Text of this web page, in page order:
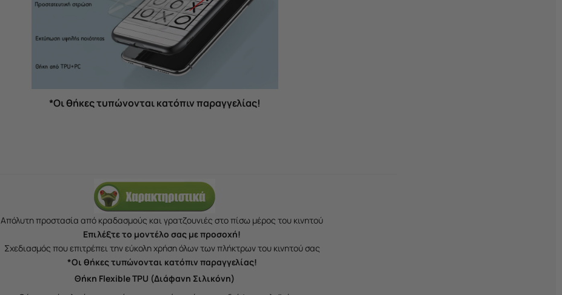
*Οι θήκες τυπώνονται κατόπιν παραγγελίας!
Απόλυτη προστασία από κραδασμούς και γρατζουνιές στο πίσω μέρος του κινητού
Επιλέξτε το μοντέλο σας με προσοχή!
Σχεδιασμός που επιτρέπει την εύκολη χρήση όλων των πλήκτρων του κινητού σας
*Οι θήκες τυπώνονται κατόπιν παραγγελίας!
Θήκη Flexible TPU (Διάφανη Σιλικόνη)